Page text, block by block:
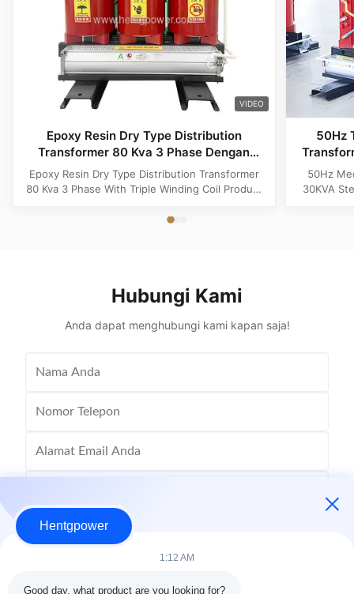
VIDEO
Epoxy Resin Dry Type Distribution
Transformer 80 Kva 3 Phase Dengan
Triple Winding Coil
Epoxy Resin Dry Type Distribution Transformer
80 Kva 3 Phase With Triple Winding Coil Product
transformer, distribution transformer, Dry Type
50Hz
50Hz
30KVA
Hubungi Kami
Anda dapat menghubungi kami kapan saja!
Hentgpower
1:12 AM
Good day, what product are you looking for?